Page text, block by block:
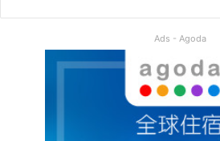
Ads - Agoda